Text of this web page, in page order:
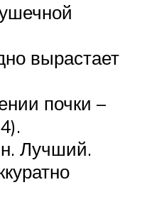
вырастает
почки –
Лучший.